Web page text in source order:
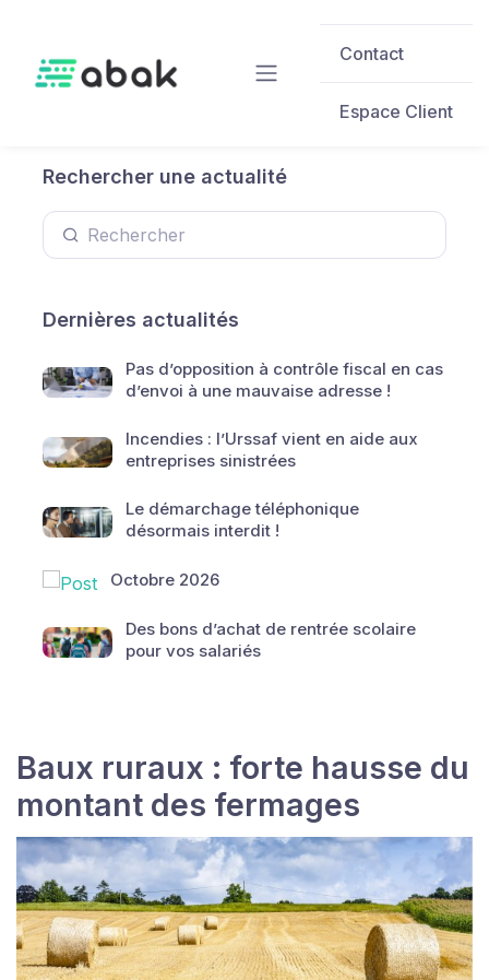
Contact
Espace Client
Rechercher une actualité
Dernières actualités
Pas d’opposition à contrôle fiscal en cas
d’envoi à une mauvaise adresse !
Incendies : l’Urssaf vient en aide aux
entreprises sinistrées
Le démarchage téléphonique
désormais interdit !
Octobre 2026
Des bons d’achat de rentrée scolaire
pour vos salariés
Baux ruraux : forte hausse du
montant des fermages